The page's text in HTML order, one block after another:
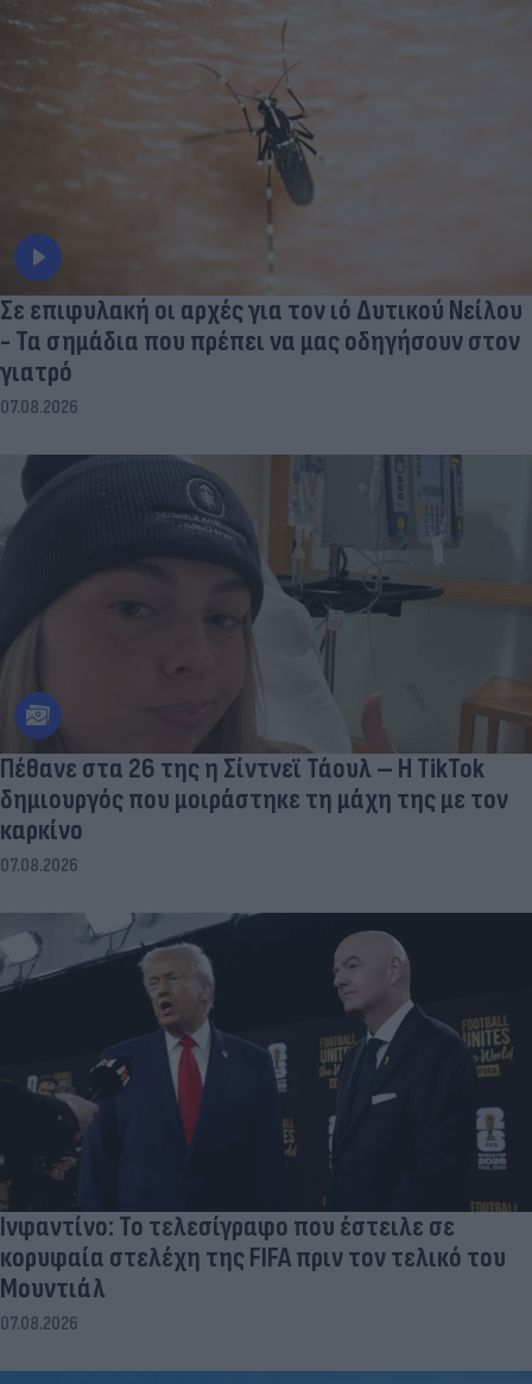
Σε επιφυλακή οι αρχές για τον ιό Δυτικού Νείλου
- Τα σημάδια που πρέπει να μας οδηγήσουν στον
γιατρό
07.08.2026
Πέθανε στα 26 της η Σίντνεϊ Τάουλ – Η TikTok
δημιουργός που μοιράστηκε τη μάχη της με τον
καρκίνο
07.08.2026
Ινφαντίνο: Το τελεσίγραφο που έστειλε σε
κορυφαία στελέχη της FIFA πριν τον τελικό του
Μουντιάλ
07.08.2026